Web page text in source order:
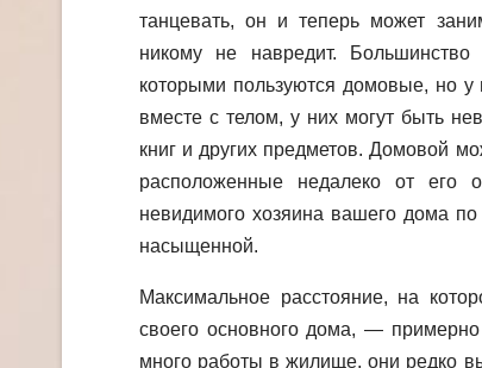
танцевать, он и теперь может
никому не навредит.
которыми пользуются домовые, но
вместе с телом, у них могут быть
книг и других предметов. Домовой
расположенные недалеко от его
невидимого хозяина вашего дома
насыщенной.
Максимальное расстояние, на
своего основного дома, —
много работы в жилище, они редко